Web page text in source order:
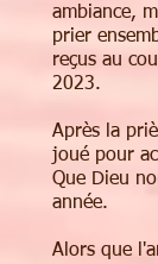
ambiance,
prier
reçus au
2023.
Après la
joué pour
Que Dieu
année.
Alors que